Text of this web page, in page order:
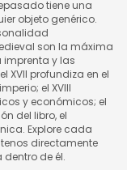
tiene una
objeto genérico.
son la máxima
imprenta y las
XVII profundiza en el
el XVIII
y económicos; el
del libro, el
Explore cada
directamente
de él.